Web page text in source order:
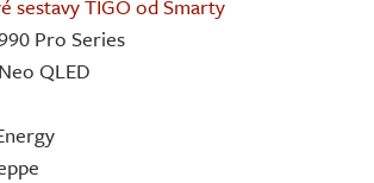
sestavy TIGO od Smarty
Pro Series
QLED